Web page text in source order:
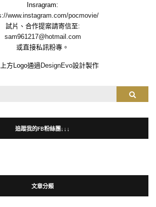
Insragram:
www.instagram.com/pocmovie/
試片、合作提案請寄信至:
sam961217@hotmail.com
或直接私訊粉專。
方Logo通過 DesignEvo設計製作
追蹤我的FB粉絲團↓↓↓
文章分類